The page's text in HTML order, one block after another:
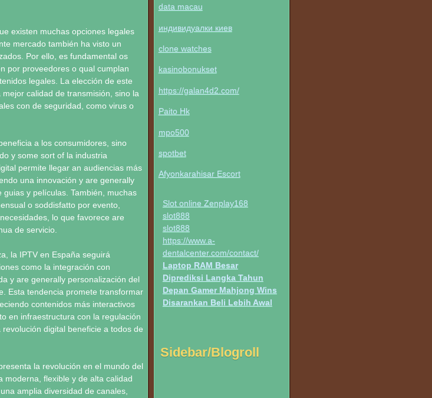
existen muchas opciones legales
mercado también ha visto un
Por ello, es fundamental os
por proveedores o qual cumplan
legales. La elección de este
calidad de transmisión, sino la
con de seguridad, como virus o
a los consumidores, sino
y some sort of la industria
permite llegar an audiencias más
una innovación y are generally
y películas. También, muchas
o soddisfatto por evento,
lo que favorece are
de servicio.
la IPTV en España seguirá
como la integración con
y are generally personalización del
Esta tendencia promete transformar
contenidos más interactivos
en infraestructura con la regulación
digital beneficie a todos de
la revolución en el mundo del
moderna, flexible y de alta calidad
amplia diversidad de canales,
data macau
индивидуалки киев
clone watches
kasinobonukset
https://galan4d2.com/
Paito Hk
mpo500
spotbet
Afyonkarahisar Escort
Slot online Zenplay168
slot888
slot888
https://www.a-
dentalcenter.com/contact/
Laptop RAM Besar
Diprediksi Langka Tahun
Depan Gamer Mahjong Wins
Disarankan Beli Lebih Awal
Sidebar/Blogroll